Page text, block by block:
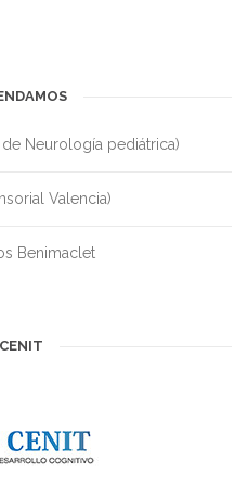
de Neurología pediátrica)
Valencia)
Benimaclet